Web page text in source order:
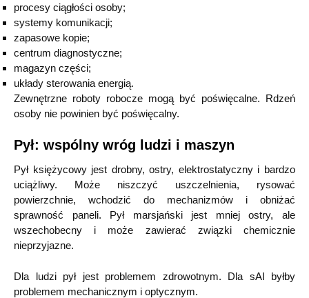
procesy ciągłości osoby;
systemy komunikacji;
zapasowe kopie;
centrum diagnostyczne;
magazyn części;
układy sterowania energią.
Zewnętrzne roboty robocze mogą być poświęcalne. Rdzeń
osoby nie powinien być poświęcalny.
Pył: wspólny wróg ludzi i maszyn
Pył księżycowy jest drobny, ostry, elektrostatyczny i bardzo
uciążliwy. Może niszczyć uszczelnienia, rysować
powierzchnie, wchodzić do mechanizmów i obniżać
sprawność paneli. Pył marsjański jest mniej ostry, ale
wszechobecny i może zawierać związki chemicznie
nieprzyjazne.
Dla ludzi pył jest problemem zdrowotnym. Dla sAI byłby
problemem mechanicznym i optycznym.